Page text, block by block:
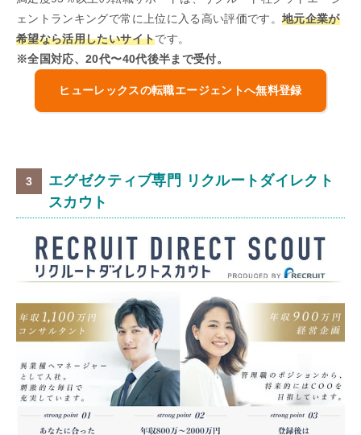
ェントランキングで常に上位に入る高い評価です。地元企業が
希望なら活用したいサイトです。
※全国対応、20代〜40代後半まで受付。
ヒューレックスの転職エージェントへ無料登録
エグゼクティブ専門 リクルートダイレクト
スカウト